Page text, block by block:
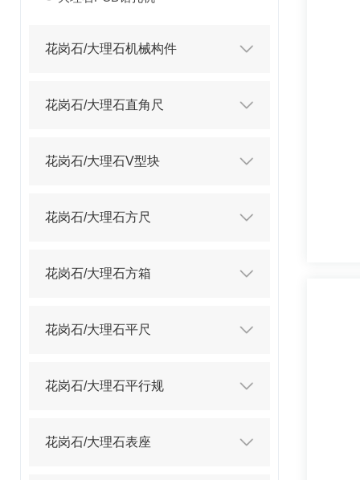
花岗石/大理石机械构件
花岗石/大理石直角尺
花岗石/大理石V型块
花岗石/大理石方尺
花岗石/大理石方箱
花岗石/大理石平尺
花岗石/大理石平行规
花岗石/大理石表座